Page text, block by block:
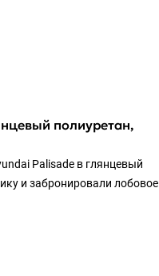
полиуретан,
Palisade в глянцевый
и забронировали лобовое